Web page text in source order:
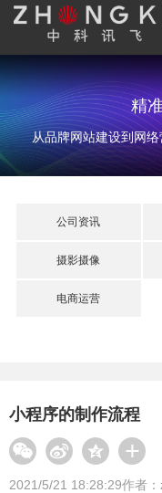
精
从品牌网站建设到网
公司资讯
摄影摄像
电商运营
小程序的制作流程
作者
2021/5/21 18:28:29